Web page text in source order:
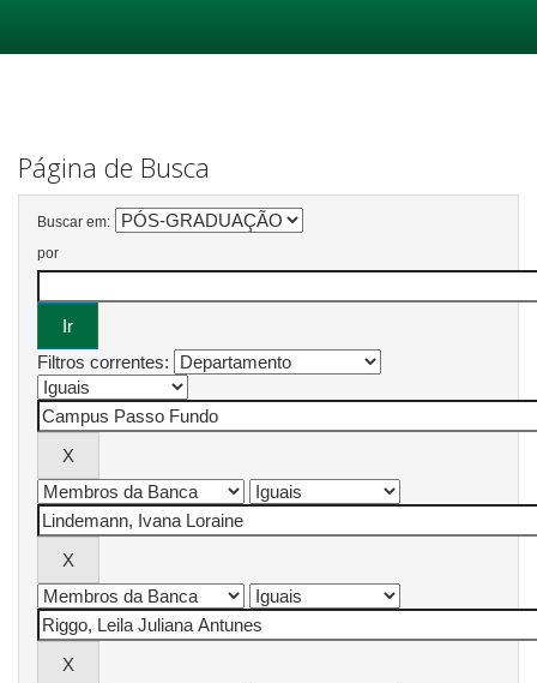
Página de Busca
Buscar em:
por
Filtros correntes: